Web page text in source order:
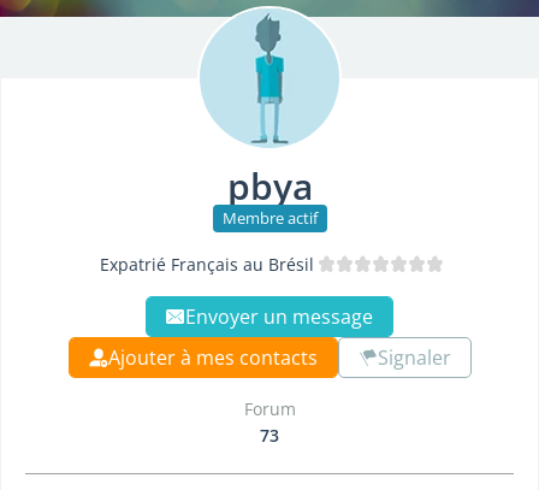
pbya
Membre actif
Expatrié Français au Brésil
Envoyer un message
Ajouter à mes contacts
Signaler
Forum
73